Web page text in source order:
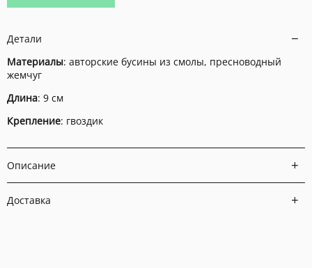
Детали
Материалы: авторские бусины из смолы, пресноводный
жемчуг
Длина: 9 см
Крепление: гвоздик
Описание
Доставка